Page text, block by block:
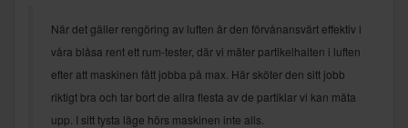
När det gäller rengöring av luften är den förvånansvärt effektiv i
våra blåsa rent ett rum-tester, där vi mäter partikelhalten i luften
efter att maskinen fått jobba på max. Här sköter den sitt jobb
riktigt bra och tar bort de allra flesta av de partiklar vi kan mäta
upp. I sitt tysta läge hörs maskinen inte alls.